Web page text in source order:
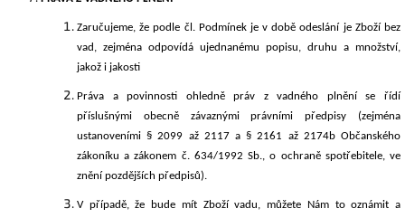
Zaručujeme, že podle čl. Podmínek jev doběodeslání je Zboží bez
vad, zejména odpovídá ujednanému popisu, druhu a množství,
jakož i jakosti
Práva a povinnosti ohledně práv z vadného plnění se řídí
příslušnými obecně závaznými právními předpisy (zejména
ustanoveními § 2099 až 2117 a § 2161 až 2174b Občanského
zákoníku a zákonem č. 634/1992 Sb., o ochraně spotřebitele, ve
znění pozdějších předpisů).
V případě, že bude mít Zboží vadu, můžete Nám to oznámit a